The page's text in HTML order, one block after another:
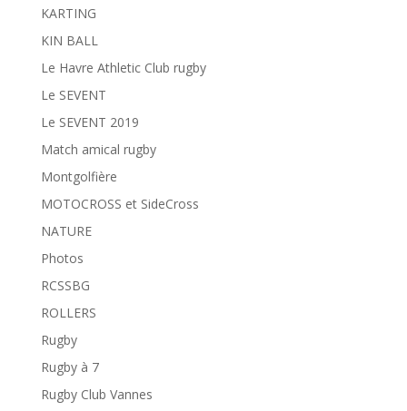
KARTING
KIN BALL
Le Havre Athletic Club rugby
Le SEVENT
Le SEVENT 2019
Match amical rugby
Montgolfière
MOTOCROSS et SideCross
NATURE
Photos
RCSSBG
ROLLERS
Rugby
Rugby à 7
Rugby Club Vannes